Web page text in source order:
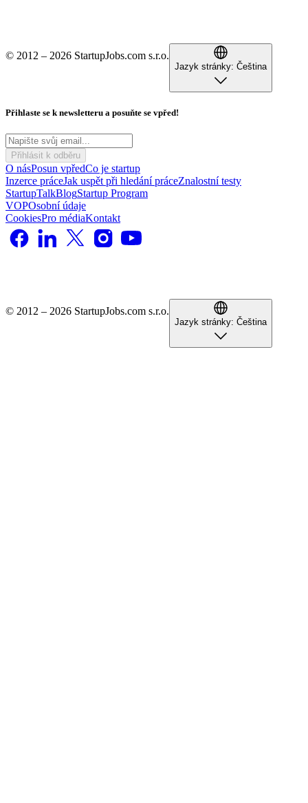
© 2012 – 2026 StartupJobs.com s.r.o.
Jazyk stránky: Čeština
Přihlaste se k newsletteru a posuňte se vpřed!
Přihlásit k odběru
O násPosun vpředCo je startup
Inzerce práceJak uspět při hledání práceZnalostní testy
StartupTalkBlogStartup Program
VOPOsobní údaje
CookiesPro médiaKontakt
© 2012 – 2026 StartupJobs.com s.r.o.
Jazyk stránky: Čeština